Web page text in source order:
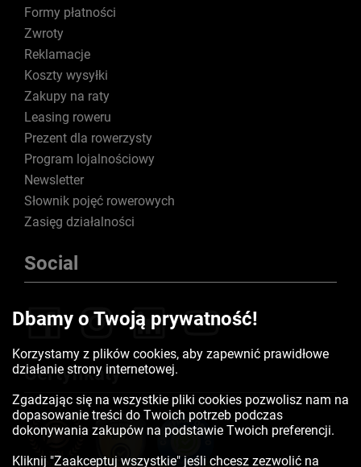
Formy płatności
Zwroty
Reklamacje
Koszty wysyłki
Zakupy na raty
Leasing roweru
Prezent dla rowerzysty
Program lojalnościowy
Newsletter
Słownik pojęć rowerowych
Zasięg działalności
Social
Certyfikaty
Dbamy o Twoją prywatność!
Korzystamy z plików cookies, aby zapewnić prawidłowe
działanie strony internetowej.
Zgadzając się na wszystkie pliki cookies pozwolisz nam na
dopasowanie treści do Twoich potrzeb podczas
dokonywania zakupów na podstawie Twoich preferencji.
Kliknij "Zaakceptuj wszystkie" jeśli chcesz zezwolić na